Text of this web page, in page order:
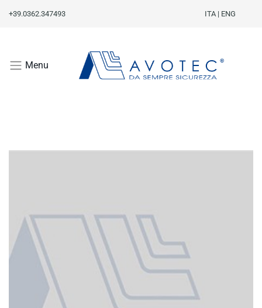
+39.0362.347493 ITA| ENG
Menu